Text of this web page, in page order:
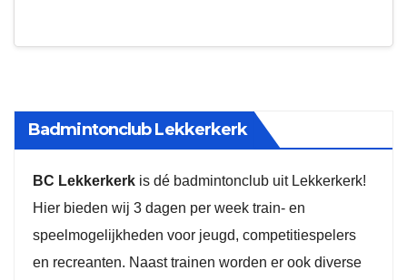
Badmintonclub Lekkerkerk
BC Lekkerkerk is dé badmintonclub uit Lekkerkerk!
Hier bieden wij 3 dagen per week train- en
speelmogelijkheden voor jeugd, competitiespelers
en recreanten. Naast trainen worden er ook diverse